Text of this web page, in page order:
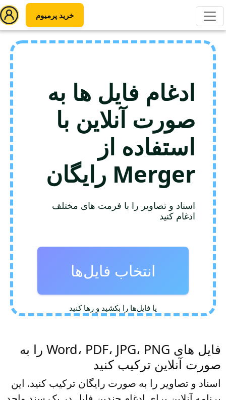
خرید پرمیوم
ادغام فایل ها به
صورت آنلاین با
استفاده از
Merger رایگان
اسناد و تصاویر را با فرمت های مختلف
ادغام کنید
انتخاب فایل‌ها
یا فایل‌ها را بکشید و رها کنید
فایل های Word، PDF، JPG، PNG را به
صورت آنلاین ترکیب کنید
اسناد و تصاویر را به صورت رایگان ترکیب کنید. این